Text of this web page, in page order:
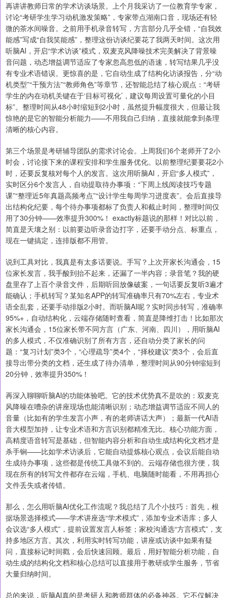
再讲讲教师日常的学术访谈场景。上个月我采访了一位教育学专家，
讨论“考研学生学习动机激发策略”，专家带点湖南口音，现场还有轻
微的茶水间噪音。之前用手机录音转写，方言部分几乎全错，“自我效
能感”写成“自我笑能感”，整理这份访谈纪要花了我两天时间。这次用
听脑AI，开启“学术访谈”模式，双麦克风降噪技术完美解决了背景噪
音问题，动态增益调节适应了专家忽高忽低的语速，转写结果几乎没
有专业术语错误。更惊喜的是，它自动生成了结构化访谈报告，分“动
机类型”“干预方法”“教师角色”等章节，还智能总结了核心观点：“考研
学生的内在动机关键在于‘目标可视化’，建议每周设置可量化的小目
标”。整理时间从48小时缩短到2小时，虽然提升幅度很大，但最让我
惊艳的是它的智能分析能力——不用我自己归纳，直接就能拿到条理
清晰的核心内容。
第三个场景是考研辅导团队的需求讨论会。上周我们6个老师开了2小
时会，讨论接下来的课程安排和学生服务优化。以前整理纪要要花2小
时，还要反复核对每个人的发言。这次用听脑AI，开启“多人模式”，
实时区分6个发言人，自动提取待办事项：“下周上线阅读技巧专题
课”“整理近5年真题高频考点”“设计学生每周学习进度表”。会后直接导
出结构化纪要，每个待办事项都标了负责人和截止时间，整理时间仅
用了30分钟——效率提升300%！ exactly标题说的那样！对比以前，
简直是天壤之别：以前要边听录音边打字，还要手动分点、标重点，
现在一键搞定，连排版都不用管。
说到工具对比，我真是有太多话要说。手写？上次开家长沟通会，15
位家长发言，我手酸到抬不起来，还漏了一半内容；录音笔？我的硬
盘里存了上百个录音文件，后期听回放像破案，一句话要反复听3遍才
能确认；手机转写？某知名APP的转写准确率只有70%左右，专业术
语全乱套，还要手动排版2小时。而听脑AI呢？实时同步转写，准确率
95%+，自动结构化，云端存储随时查看，简直是降维打击！比如那次
家长沟通会，15位家长带不同方言（广东、河南、四川），用听脑AI
的多人模式，不仅准确识别了所有方言，还自动分类了家长的问
题：“复习计划”类3个，“心理疏导”类4个，“择校建议”类3个，会后直
接导出带分类的文档，还生成了待办清单，整理时间从90分钟缩短到
20分钟，效率提升350%！
再深入聊聊听脑AI的功能体验吧。它的技术优势真不是吹的：双麦克
风降噪在嘈杂的讲座现场也能清晰识别；动态增益调节适应不同人的
音量（比如有的学生发言小声，有的老师讲话大声）；最新一代AI语
音大模型加持，让专业术语和方言识别都精准无比。核心功能方面，
高精度语音转写是基础，但智能内容分析和自动生成结构化文档才是
杀手锏——比如学术访谈后，它能自动提炼核心观点，会议后能自动
生成待办事项，这些都是传统工具做不到的。云端存储也很方便，我
现在所有的转写文件都存在云端，手机、电脑随时能看，不用再担心
文件丢失或者传错。
那么，怎么用听脑AI优化工作流呢？我总结了几个小技巧：首先，根
据场景选择模式——学术讲座选“学术模式”，添加专业术语库；多人
会议选“多人模式”，提前设置发言人标签；家校沟通选“方言模式”，支
持多地区方言。其次，利用实时转写功能，讲座或访谈中如果有疑
问，直接标记时间戳，会后快速回顾。最后，用好智能分析功能，自
动生成的结构化文档和核心总结可以直接用于教研或学生服务，节省
大量归纳时间。
总的来说，听脑AI真的是考研人和教师群体的必备神器。它不仅解决